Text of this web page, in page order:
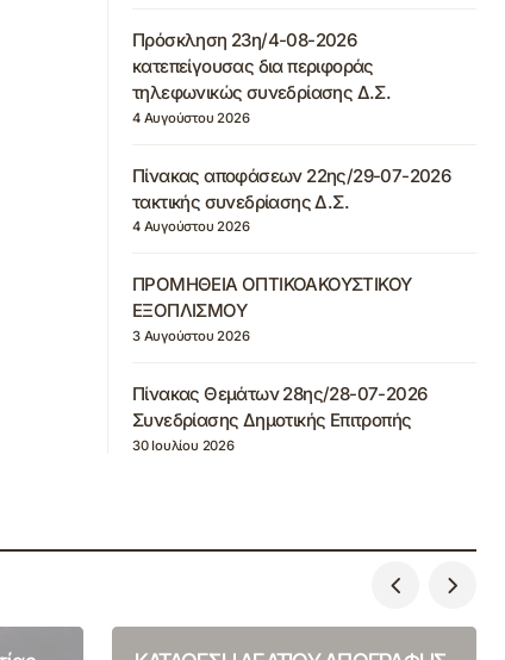
Πρόσκληση 23η/4-08-2026
κατεπείγουσας δια περιφοράς
τηλεφωνικώς συνεδρίασης Δ.Σ.
4 Αυγούστου 2026
Πίνακας αποφάσεων 22ης/29-07-2026
τακτικής συνεδρίασης Δ.Σ.
4 Αυγούστου 2026
ΠΡΟΜΗΘΕΙΑ ΟΠΤΙΚΟΑΚΟΥΣΤΙΚΟΥ
ΕΞΟΠΛΙΣΜΟΥ
3 Αυγούστου 2026
Πίνακας Θεμάτων 28ης/28-07-2026
Συνεδρίασης Δημοτικής Επιτροπής
30 Ιουλίου 2026